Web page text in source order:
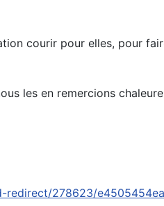
courir pour elles, pour
les en remercions
278623/